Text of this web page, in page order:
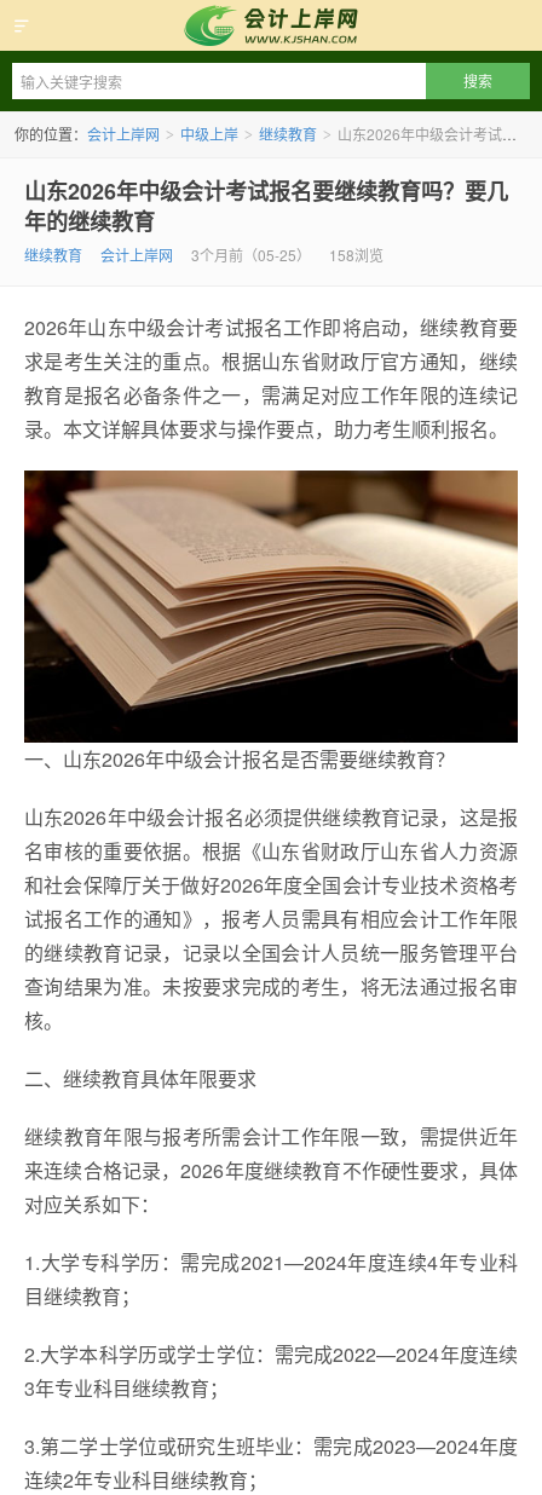
会计上岸网
你的位置： 会计上岸网 > 中级上岸 > 继续教育 > 山东2026年中级会计考试报名要继续教育吗？要几年的继续教育
山东2026年中级会计考试报名要继续教育吗？要几
年的继续教育
继续教育 会计上岸网 3个月前（05-25） 158浏览
2026年山东中级会计考试报名工作即将启动，继续教育要
求是考生关注的重点。根据山东省财政厅官方通知，继续
教育是报名必备条件之一，需满足对应工作年限的连续记
录。本文详解具体要求与操作要点，助力考生顺利报名。
一、山东2026年中级会计报名是否需要继续教育？
山东2026年中级会计报名必须提供继续教育记录，这是报
名审核的重要依据。根据《山东省财政厅山东省人力资源
和社会保障厅关于做好2026年度全国会计专业技术资格考
试报名工作的通知》，报考人员需具有相应会计工作年限
的继续教育记录，记录以全国会计人员统一服务管理平台
查询结果为准。未按要求完成的考生，将无法通过报名审
核。
二、继续教育具体年限要求
继续教育年限与报考所需会计工作年限一致，需提供近年
来连续合格记录，2026年度继续教育不作硬性要求，具体
对应关系如下：
1.大学专科学历：需完成2021—2024年度连续4年专业科
目继续教育；
2.大学本科学历或学士学位：需完成2022—2024年度连续
3年专业科目继续教育；
3.第二学士学位或研究生班毕业：需完成2023—2024年度
连续2年专业科目继续教育；